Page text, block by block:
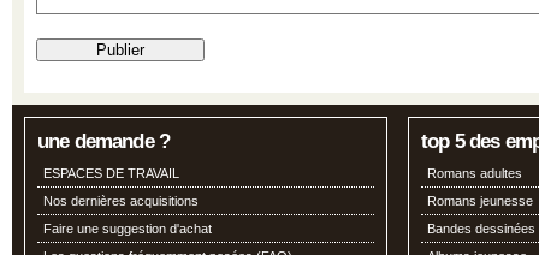
une demande ?
ESPACES DE TRAVAIL
Nos dernières acquisitions
Faire une suggestion d'achat
top 5 des
Romans adultes
Romans jeunesse
Bandes dessinées